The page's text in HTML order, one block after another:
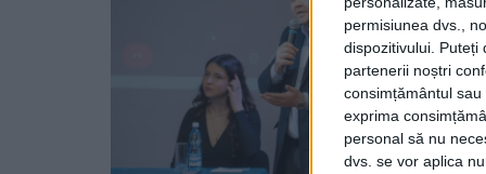
permisiunea dvs.,
dispozitivului. Puteți
partenerii noștri
consimțământul
exprima
personal să nu
dvs. se vor aplica